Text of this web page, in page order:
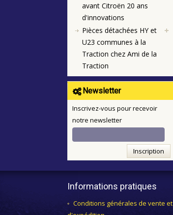
avant Citroën 20 ans
d'innovations
Pièces détachées HY et
U23 communes à la
Traction chez Ami de la
Traction
Newsletter
Inscrivez-vous pour recevoir
notre newsletter
Inscription
Informations pratiques
Conditions générales de vente et